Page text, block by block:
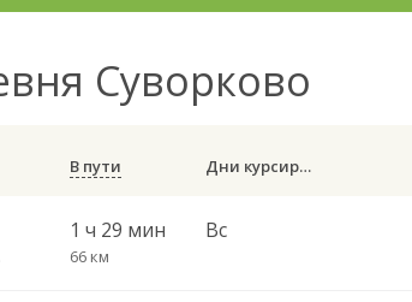
Суворково
В пути Дни курсирования
1 ч 29 мин
66 км
Вс